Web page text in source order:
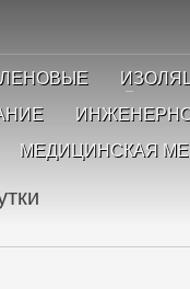
МЕДИЦИНСКАЯ